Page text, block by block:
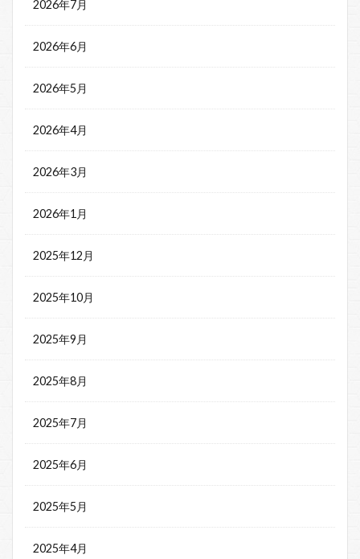
2026年7月
2026年6月
2026年5月
2026年4月
2026年3月
2026年1月
2025年12月
2025年10月
2025年9月
2025年8月
2025年7月
2025年6月
2025年5月
2025年4月